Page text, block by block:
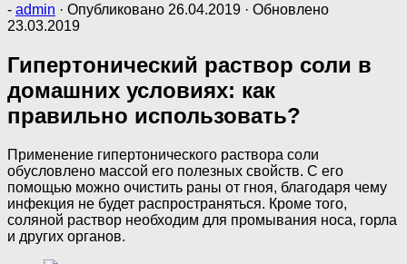
- admin · Опубликовано 26.04.2019 · Обновлено
23.03.2019
Гипертонический раствор соли в
домашних условиях: как
правильно использовать?
Применение гипертонического раствора соли
обусловлено массой его полезных свойств. С его
помощью можно очистить раны от гноя, благодаря чему
инфекция не будет распространяться. Кроме того,
соляной раствор необходим для промывания носа, горла
и других органов.